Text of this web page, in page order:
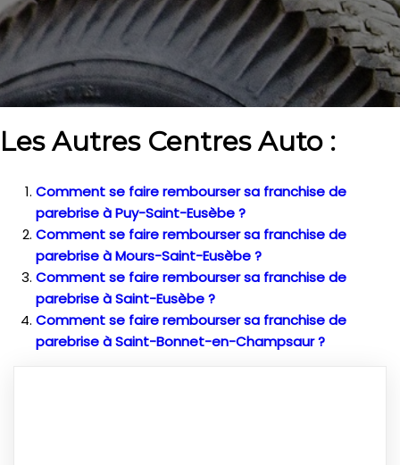
Les Autres Centres Auto :
Comment se faire rembourser sa franchise de
parebrise à Puy-Saint-Eusèbe ?
Comment se faire rembourser sa franchise de
parebrise à Mours-Saint-Eusèbe ?
Comment se faire rembourser sa franchise de
parebrise à Saint-Eusèbe ?
Comment se faire rembourser sa franchise de
parebrise à Saint-Bonnet-en-Champsaur ?